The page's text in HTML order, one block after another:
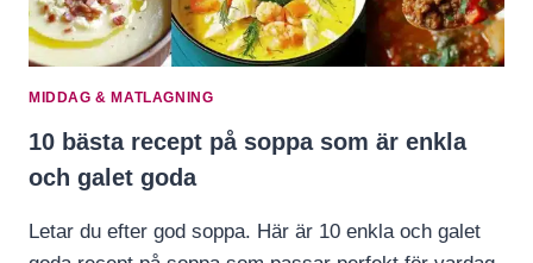
MIDDAG & MATLAGNING
10 bästa recept på soppa som är enkla
och galet goda
Letar du efter god soppa. Här är 10 enkla och galet